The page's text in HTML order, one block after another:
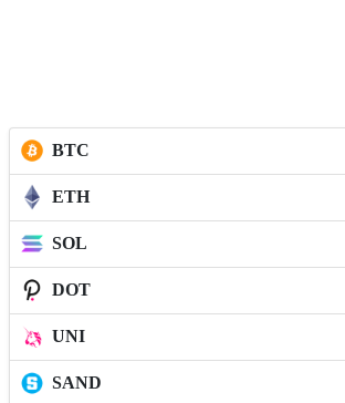
BTC
ETH
SOL
DOT
UNI
SAND